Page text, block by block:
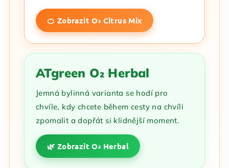
🍊 Zobrazit O₂ Citrus Mix
ATgreen O₂ Herbal
Jemná bylinná varianta se hodí pro
chvíle, kdy chcete během cesty na chvíli
zpomalit a dopřát si klidnější moment.
🌿 Zobrazit O₂ Herbal